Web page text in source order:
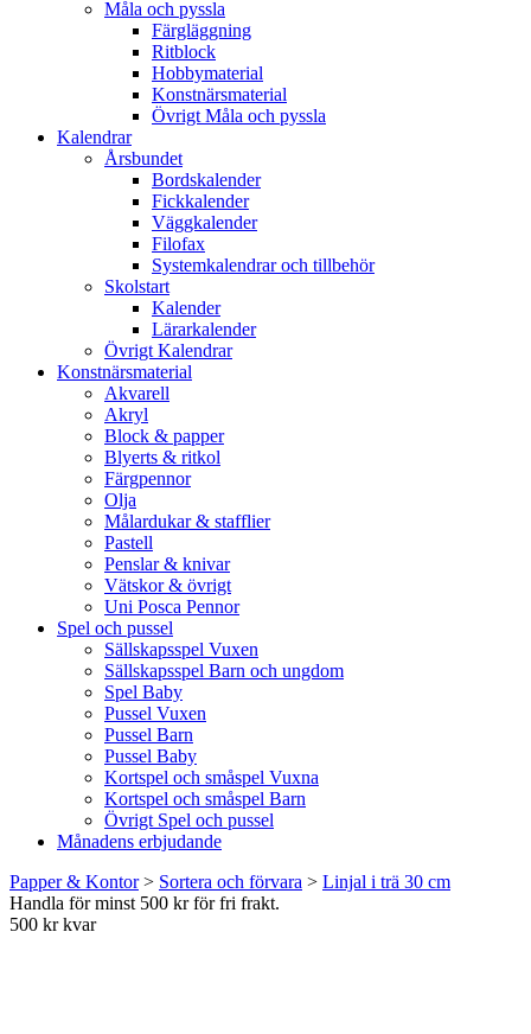
Måla och pyssla
Färgläggning
Ritblock
Hobbymaterial
Konstnärsmaterial
Övrigt Måla och pyssla
Kalendrar
Årsbundet
Bordskalender
Fickkalender
Väggkalender
Filofax
Systemkalendrar och tillbehör
Skolstart
Kalender
Lärarkalender
Övrigt Kalendrar
Konstnärsmaterial
Akvarell
Akryl
Block & papper
Blyerts & ritkol
Färgpennor
Olja
Målardukar & stafflier
Pastell
Penslar & knivar
Vätskor & övrigt
Uni Posca Pennor
Spel och pussel
Sällskapsspel Vuxen
Sällskapsspel Barn och ungdom
Spel Baby
Pussel Vuxen
Pussel Barn
Pussel Baby
Kortspel och småspel Vuxna
Kortspel och småspel Barn
Övrigt Spel och pussel
Månadens erbjudande
Papper & Kontor> Sortera och förvara > Linjal i trä 30 cm
Handla för minst 500 kr för fri frakt.
500 kr kvar